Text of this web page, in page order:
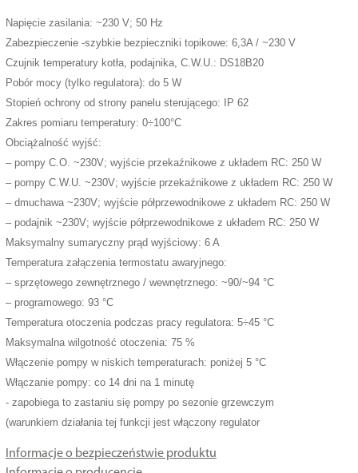
Napięcie zasilania: ~230 V; 50 Hz
Zabezpieczenie -szybkie bezpieczniki topikowe: 6,3A / ~230 V
Czujnik temperatury kotła, podajnika, C.W.U.: DS18B20
Pobór mocy (tylko regulatora): do 5 W
Stopień ochrony od strony panelu sterującego: IP 62
Zakres pomiaru temperatury: 0÷100°C
Obciążalność wyjść:
– pompy C.O. ~230V; wyjście przekaźnikowe z układem RC: 250 W
– pompy C.W.U. ~230V; wyjście przekaźnikowe z układem RC: 250 W
– dmuchawa ~230V; wyjście półprzewodnikowe z układem RC: 250 W
– podajnik ~230V; wyjście półprzewodnikowe z układem RC: 250 W
Maksymalny sumaryczny prąd wyjściowy: 6 A
Temperatura załączenia termostatu awaryjnego:
– sprzętowego zewnętrznego / wewnętrznego: ~90/~94 °C
– programowego: 93 °C
Temperatura otoczenia podczas pracy regulatora: 5÷45 °C
Maksymalna wilgotność otoczenia: 75 %
Włączenie pompy w niskich temperaturach: poniżej 5 °C
Włączanie pompy: co 14 dni na 1 minutę
- zapobiega to zastaniu się pompy po sezonie grzewczym
(warunkiem działania tej funkcji jest włączony regulator
Informacje o bezpieczeństwie produktu